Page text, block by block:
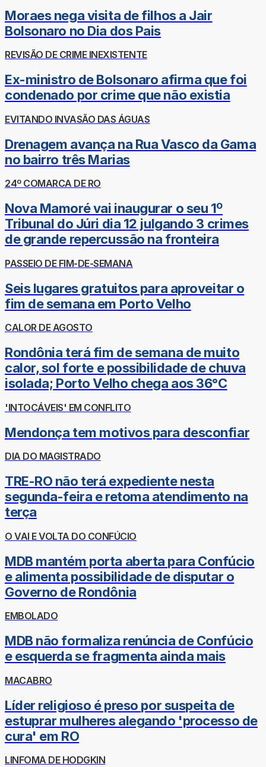
Moraes nega visita de filhos a Jair
Bolsonaro no Dia dos Pais
REVISÃO DE CRIME INEXISTENTE
Ex-ministro de Bolsonaro afirma que foi
condenado por crime que não existia
EVITANDO INVASÃO DAS ÁGUAS
Drenagem avança na Rua Vasco da Gama
no bairro três Marias
24º COMARCA DE RO
Nova Mamoré vai inaugurar o seu 1º
Tribunal do Júri dia 12 julgando 3 crimes
de grande repercussão na fronteira
PASSEIO DE FIM-DE-SEMANA
Seis lugares gratuitos para aproveitar o
fim de semana em Porto Velho
CALOR DE AGOSTO
Rondônia terá fim de semana de muito
calor, sol forte e possibilidade de chuva
isolada; Porto Velho chega aos 36°C
'INTOCÁVEIS' EM CONFLITO
Mendonça tem motivos para desconfiar
DIA DO MAGISTRADO
TRE-RO não terá expediente nesta
segunda-feira e retoma atendimento na
terça
O VAI E VOLTA DO CONFÚCIO
MDB mantém porta aberta para Confúcio
e alimenta possibilidade de disputar o
Governo de Rondônia
EMBOLADO
MDB não formaliza renúncia de Confúcio
e esquerda se fragmenta ainda mais
MACABRO
Líder religioso é preso por suspeita de
estuprar mulheres alegando 'processo de
cura' em RO
LINFOMA DE HODGKIN